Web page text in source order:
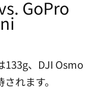
GoPro
133g、DJI Osmo
れます。